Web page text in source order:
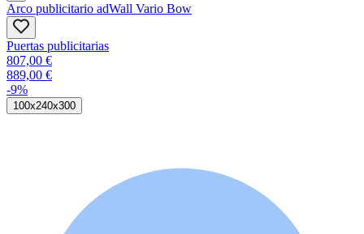
Arco publicitario adWall Vario Bow
Puertas publicitarias
807,00 €
889,00 €
-9%
100x240x300